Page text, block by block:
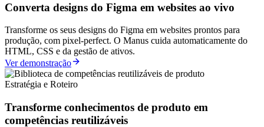
Converta designs do Figma em websites ao vivo
Transforme os seus designs do Figma em websites prontos para
produção, com pixel-perfect. O Manus cuida automaticamente do
HTML, CSS e da gestão de ativos.
Ver demonstração
Estratégia e Roteiro
Transforme conhecimentos de produto em
competências reutilizáveis